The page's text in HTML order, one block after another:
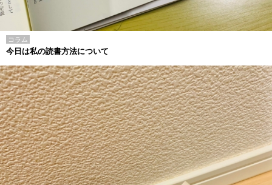
コラム
今日は私の読書方法について